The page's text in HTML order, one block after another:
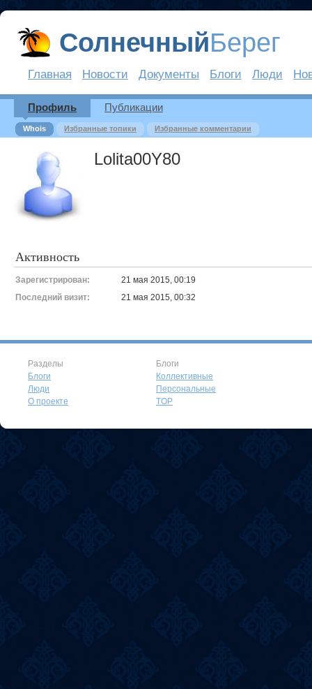
СолнечныйБерег
Главная Новости Документы Блоги Люди
Профиль
Whois Избранные топики Избранные комментарии
Публикации
Lolita00Y80
Активность
Зарегистрирован:
21 мая 2015, 00:19
Последний визит:
21 мая 2015, 00:32
Разделы
Блоги
Люди
О проекте
Блоги
Коллективные
Персональные
TOP